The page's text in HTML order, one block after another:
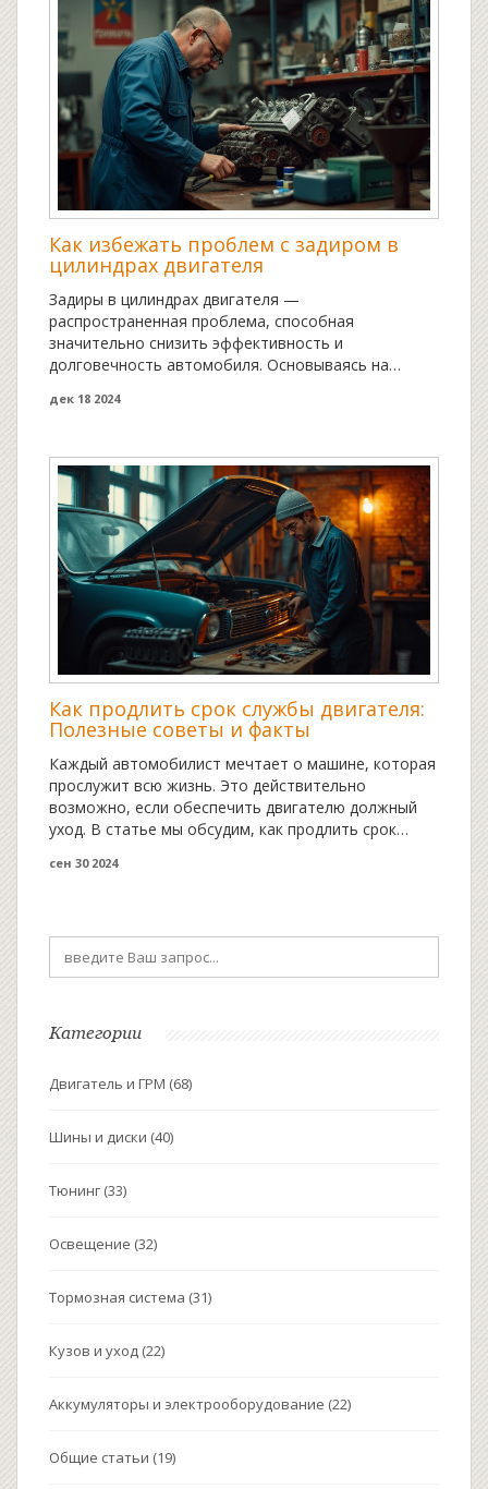
Как избежать проблем с задиром в
цилиндрах двигателя
Задиры в цилиндрах двигателя —
распространенная проблема, способная
значительно снизить эффективность и
долговечность автомобиля. Основываясь на
техосмотра, можно значительно уменьшить риск
профилактики и о том, как важно поддерживать
оптимальное состояние двигателя. В ней
представлены конкретные рекомендации,
правильный подбор масел и нужные привычки для
достижения максимальной отдачи от мотора.
дек 18 2024
Как продлить срок службы двигателя:
Полезные советы и факты
Каждый автомобилист мечтает о машине, которая
прослужит всю жизнь. Это действительно
возможно, если обеспечить двигателю должный
уход. В статье мы обсудим, как продлить срок
обслуживания и ухода. Мы рассмотрим основные
состоянии. Узнайте, какие практики и привычки
помогут избежать дорогостоящих ремонтов и
сохранить надежность вашего автомобиля на
сен 30 2024
Категории
Двигатель и ГРМ (68)
Шины и диски (40)
Тюнинг (33)
Освещение (32)
Тормозная система (31)
Кузов и уход (22)
Аккумуляторы и электрооборудование (22)
Общие статьи (19)